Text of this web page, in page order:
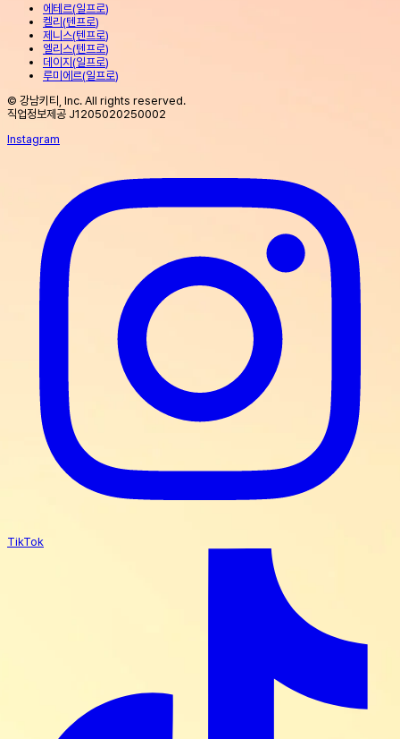
에테르(일프로)
켈리 (텐프로)
제니스(텐프로)
엘리스(텐프로)
데이지 (일프로)
루미에르(일프로)
© 강남키티, Inc. All rights reserved.
직업정보제공 J1205020250002
Instagram
TikTok